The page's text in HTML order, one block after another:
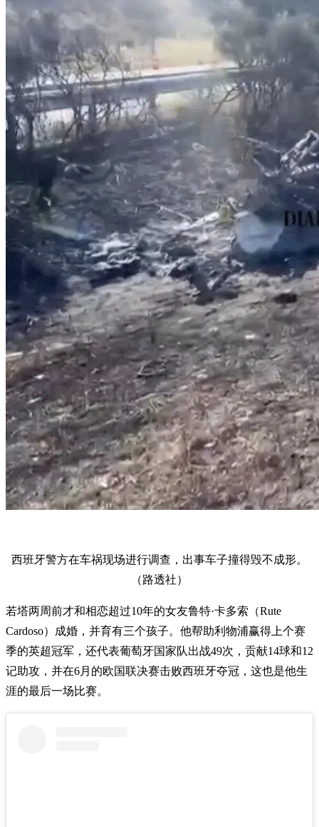
西班牙警方在车祸现场进行调查，出事车子撞得毁不成形。
（路透社）
若塔两周前才和相恋超过10年的女友鲁特·卡多索（Rute
Cardoso）成婚，并育有三个孩子。他帮助利物浦赢得上个赛
季的英超冠军，还代表葡萄牙国家队出战49次，贡献14球和12
记助攻，并在6月的欧国联决赛击败西班牙夺冠，这也是他生
涯的最后一场比赛。